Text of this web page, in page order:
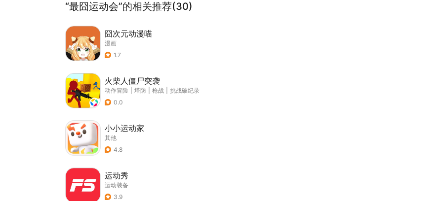
“最囧运动会”的相关推荐(30)
囧次元动漫喵
漫画
1.7
火柴人僵尸突袭
动作冒险 塔防 枪战
挑战破纪录
0.0
小小运动家
其他
4.8
运动秀
运动装备
3.9